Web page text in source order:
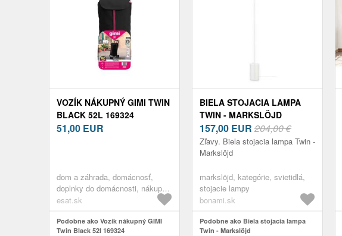
VOZÍK NÁKUPNÝ GIMI TWIN
BLACK 52L 169324
51,00 EUR
dom a záhrada, domácnosť,
doplnky do domácnosti, nákupné
tašky
esat.sk
Podobne ako Vozík nákupný GIMI
Twin Black 52l 169324
BIELA STOJACIA LAMPA
TWIN - MARKSLÖJD
157,00 EUR 204,00 €
Zľavy. Biela stojacia lampa Twin -
Markslöjd
markslöjd, kategórie, svietidlá,
stojacie lampy
bonami.sk
Podobne ako Biela stojacia lampa
Twin - Markslöjd